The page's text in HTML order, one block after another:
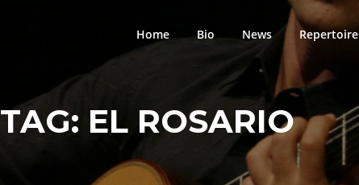
Home Bio News Repertoire
TAG: EL ROSARIO